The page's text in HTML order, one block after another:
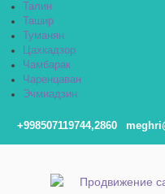
Талин
Ташир
Туманян
Цахкадзор
Чамбарак
Чаренцаван
Эчмиадзин
+998507119744,2860